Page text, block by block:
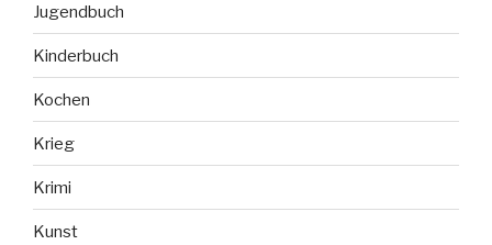
Jugendbuch
Kinderbuch
Kochen
Krieg
Krimi
Kunst